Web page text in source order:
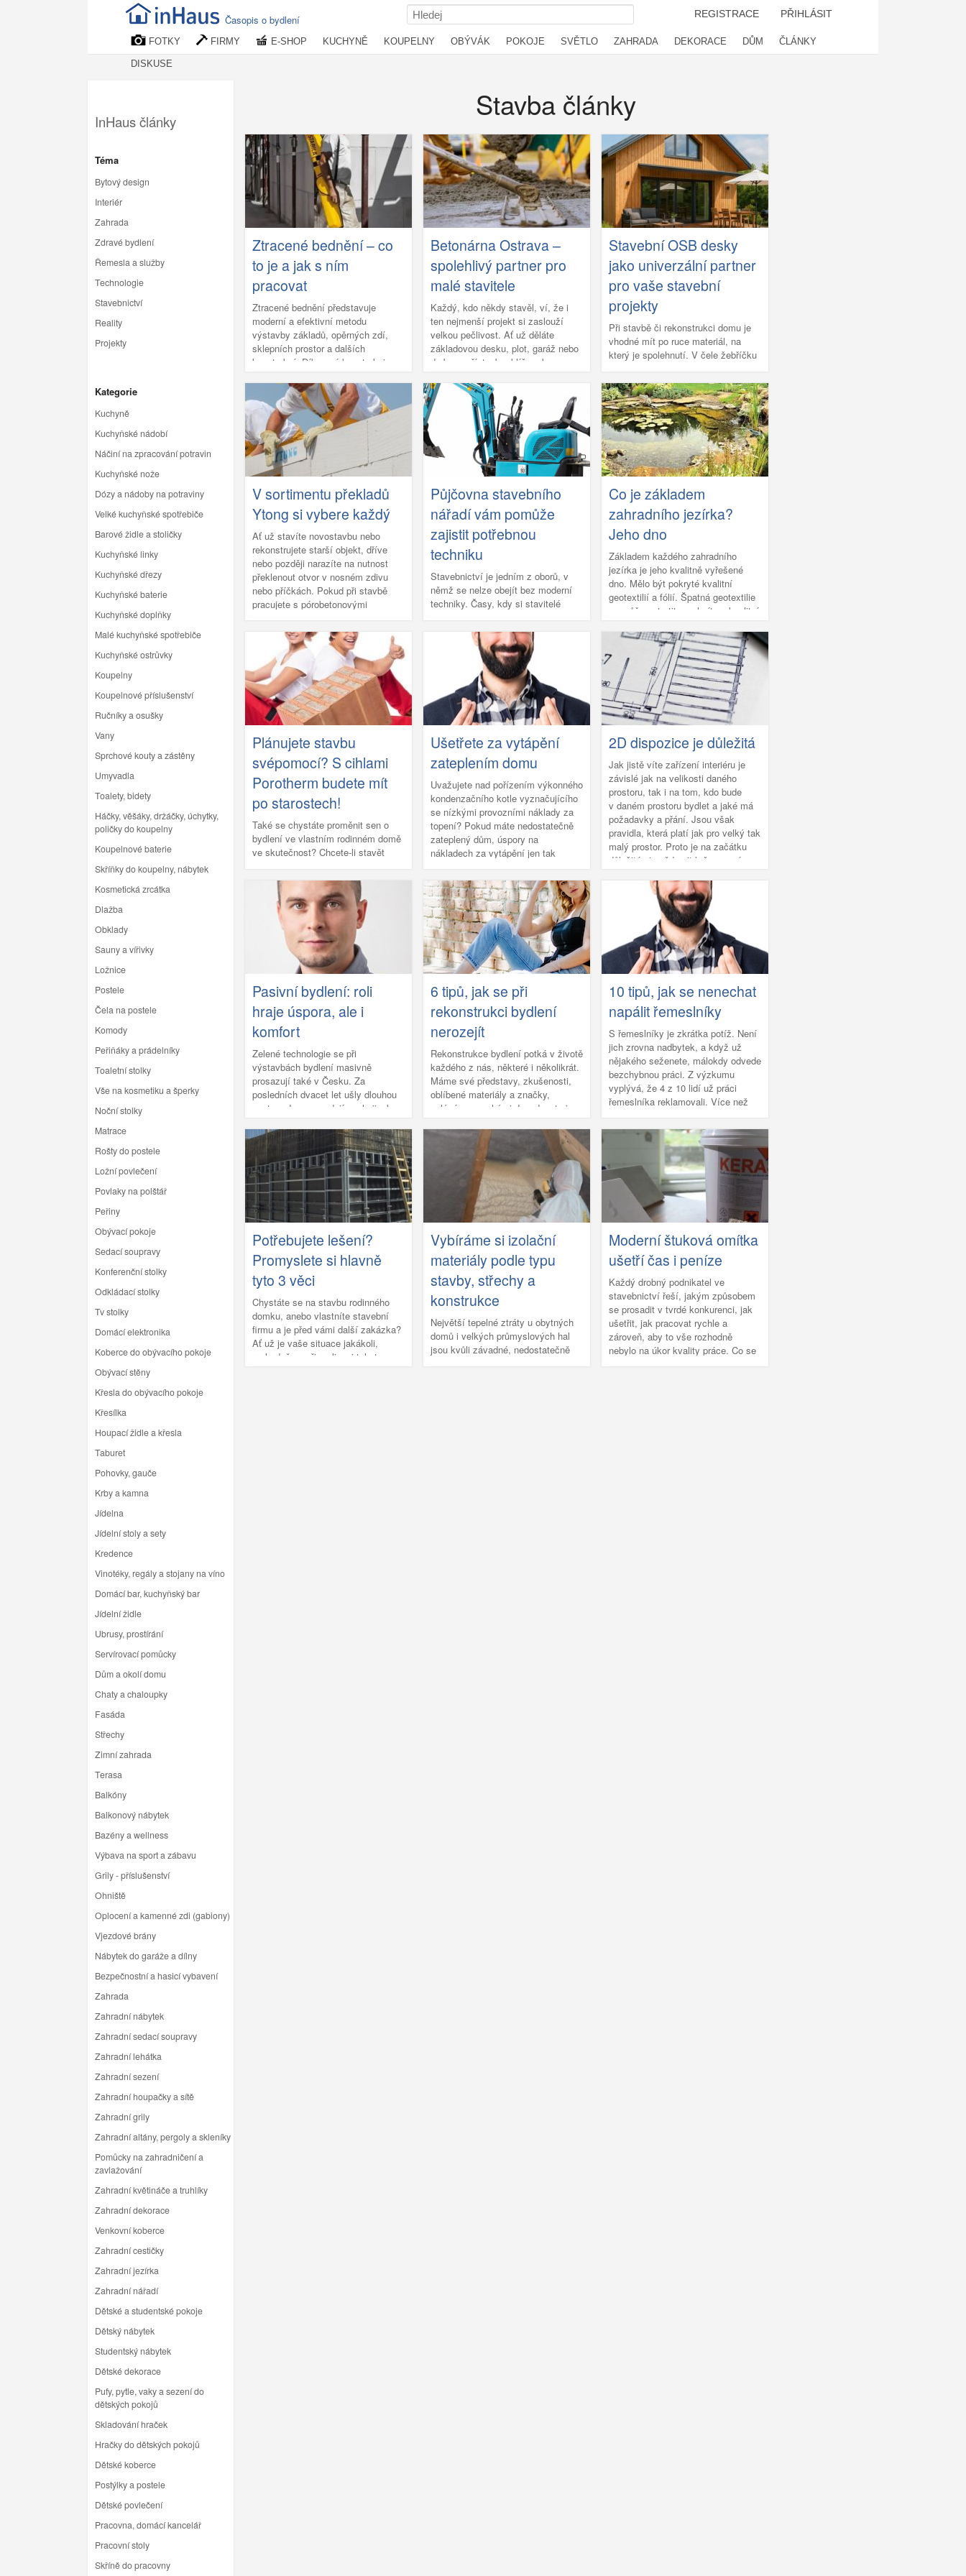
Časopis o bydlení REGISTRACE PŘIHLÁSIT
FOTKY FIRMY E-SHOP KUCHYNĚ KOUPELNY OBÝVÁK POKOJE SVĚTLO ZAHRADA DEKORACE DŮM ČLÁNKY
DISKUSE
InHaus články
Téma
Bytový design
Interiér
Zahrada
Zdravé bydlení
Řemesla a služby
Technologie
Stavebnictví
Reality
Projekty
Kategorie
Kuchyně
Kuchyňské nádobí
Náčiní na zpracování potravin
Kuchyňské nože
Dózy a nádoby na potraviny
Velké kuchyňské spotřebiče
Barové židle a stoličky
Kuchyňské linky
Kuchyňské dřezy
Kuchyňské baterie
Kuchyňské doplňky
Malé kuchyňské spotřebiče
Kuchyňské ostrůvky
Koupelny
Koupelnové příslušenství
Ručníky a osušky
Vany
Sprchové kouty a zástěny
Umyvadla
Toalety, bidety
Háčky, věšáky, držáčky, úchytky,
poličky do koupelny
Koupelnové baterie
Skříňky do koupelny, nábytek
Kosmetická zrcátka
Dlažba
Obklady
Sauny a vířivky
Ložnice
Postele
Čela na postele
Komody
Peřiňáky a prádelníky
Toaletní stolky
Vše na kosmetiku a šperky
Noční stolky
Matrace
Rošty do postele
Ložní povlečení
Povlaky na polštář
Peřiny
Obývací pokoje
Sedací soupravy
Konferenční stolky
Odkládací stolky
Tv stolky
Domácí elektronika
Koberce do obývacího pokoje
Obývací stěny
Křesla do obývacího pokoje
Křesílka
Houpací židle a křesla
Taburet
Pohovky, gauče
Krby a kamna
Jídelna
Jídelní stoly a sety
Kredence
Vinotéky, regály a stojany na víno
Domácí bar, kuchyňský bar
Jídelní židle
Ubrusy, prostírání
Servírovací pomůcky
Dům a okolí domu
Chaty a chaloupky
Fasáda
Střechy
Zimní zahrada
Terasa
Balkóny
Balkonový nábytek
Bazény a wellness
Výbava na sport a zábavu
Grily - příslušenství
Ohniště
Oplocení a kamenné zdi (gabiony)
Vjezdové brány
Nábytek do garáže a dílny
Bezpečnostní a hasicí vybavení
Zahrada
Zahradní nábytek
Zahradní sedací soupravy
Zahradní lehátka
Zahradní sezení
Zahradní houpačky a sítě
Zahradní grily
Zahradní altány, pergoly a skleníky
Pomůcky na zahradničení a
zavlažování
Zahradní květináče a truhlíky
Zahradní dekorace
Venkovní koberce
Zahradní cestičky
Zahradní jezírka
Zahradní nářadí
Dětské a studentské pokoje
Dětský nábytek
Studentský nábytek
Dětské dekorace
Pufy, pytle, vaky a sezení do
dětských pokojů
Skladování hraček
Hračky do dětských pokojů
Dětské koberce
Postýlky a postele
Dětské povlečení
Pracovna, domácí kancelář
Pracovní stoly
Skříně do pracovny
Stavba články
Ztracené bednění – co
to je a jak s ním
pracovat
Ztracené bednění představuje
moderní a efektivní metodu
výstavby základů, opěrných zdí,
sklepních prostor a dalších
konstrukcí. Díky své konstrukci a
urychluje stavební proces, přičemž
výsledná konstrukce je pevná,
trvanlivá a odolná vůči vnějším
vlivům. V tomto článku se dozvíte
nejen, co ztracené bednění je, ale i
jak správně vybrat materiál, připravit
beton, a jak postupovat při samotné
tipů.
Betonárna Ostrava –
spolehlivý partner pro
malé stavitele
Každý, kdo někdy stavěl, ví, že i
ten nejmenší projekt si zaslouží
velkou pečlivost. Ať už děláte
základovou desku, plot, garáž nebo
drobnou přístavbu, klíčem k
Stavební OSB desky
jako univerzální partner
pro vaše stavební
projekty
Při stavbě či rekonstrukci domu je
vhodné mít po ruce materiál, na
který je spolehnutí. V čele žebříčku
dobře pracuje a manipuluje. Je
vysoce funkční a praktické.
Materiály na bázi dřeva v podobě
OSB desek jsou nejen cenově
dostupné, ale také představují
spolehlivé řešení pro vaši stavbu.
V sortimentu překladů
Ytong si vybere každý
Ať už stavíte novostavbu nebo
rekonstrujete starší objekt, dříve
nebo později narazíte na nutnost
překlenout otvor v nosném zdivu
nebo příčkách. Pokud při stavbě
pracujete s pórobetonovými
nebo kvůli pevnosti a akustice zdíte
stěny s vápenopískových tvárnic
Silka, určitě se vám bude hodit
vybrat si ze sortimentu překladů
Ytong ten správný.
Půjčovna stavebního
nářadí vám pomůže
zajistit potřebnou
techniku
Stavebnictví je jedním z oborů, v
němž se nelze obejít bez moderní
techniky. Časy, kdy si stavitelé
silou, jsou nenávratně pryč.
Pracovníci s odborným vzděláním i
manuální dělníci jsou sice dodnes
nepostradatelní a neobejde se bez
nich žádná stavební firma; stavební
stroje, profesionální nářadí a
nástroje však výrazně urychlují a
usnadňují drtivou většinu činností.
Navíc výrazně šetří čas a mnohdy i
umožňují využití moderních postupů
a materiálů.
Co je základem
zahradního jezírka?
Jeho dno
Základem každého zahradního
jezírka je jeho kvalitně vyřešené
dno. Mělo být pokryté kvalitní
geotextilií a fólií. Špatná geotextilie
se může vytratit a vyhnít, nekvalitní
rozpadne a voda z jezírka pak bude
prosakovat do jeho podloží.
Plánujete stavbu
svépomocí? S cihlami
Porotherm budete mít
po starostech!
Také se chystáte proměnit sen o
bydlení ve vlastním rodinném domě
ve skutečnost? Chcete-li stavět
výběr materiálu. Trendem
posledních let je stavba obvodových
stěn z jednovrstvého zdiva bez
dalších vrstev zateplení.
Ušetřete za vytápění
zateplením domu
Uvažujete nad pořízením výkonného
kondenzačního kotle vyznačujícího
se nízkými provozními náklady za
topení? Pokud máte nedostatečně
zateplený dům, úspory na
nákladech za vytápění jen tak
by se dokonce dalo říci, že peníze
vyhodíte oknem.
2D dispozice je důležitá
Jak jistě víte zařízení interiéru je
závislé jak na velikosti daného
prostoru, tak i na tom, kdo bude
v daném prostoru bydlet a jaké má
požadavky a přání. Jsou však
pravidla, která platí jak pro velký tak
malý prostor. Proto je na začátku
důležité si uvědomit k čemu má
Pasivní bydlení: roli
hraje úspora, ale i
komfort
Zelené technologie se při
výstavbách bydlení masivně
prosazují také v Česku. Za
posledních dvacet let ušly dlouhou
cestu a dnes vypadají zcela jinak.
šetřící energii - snížení spotřeby se
často dosahovalo na úkor komfortu
a estetiky. Pasivní bydlení
současnosti představuje symbiózu
nízké spotřeby, pohodlí a estetiky
exteriéru a interiéru stavby. Tyto
technologie a postupy se
novostaveb, protože přeměny
starých objektů do tohoto konceptu
jsou většinou obtížně realizovatelné.
O aktuálních trendech jsme hovořili
s Ing. Janem Procházkou z All
Inclusive Development, technickým
dozorem investora.
6 tipů, jak se při
rekonstrukci bydlení
nerozejít
Rekonstrukce bydlení potká v životě
každého z nás, některé i několikrát.
Máme své představy, zkušenosti,
oblíbené materiály a značky,
oplýváme mnohými dovednostmi.
útulného domova. Ovšem bydlení
se netýká pouze nás, ale i našich
partnerů a ti mohou mít leckdy
opačný názor. Nezbývá nám pak nic
jiného, než najít společný
kompromis. A jak nejlépe porozumět
potřebám druhých?
10 tipů, jak se nenechat
napálit řemeslníky
S řemeslníky je zkrátka potíž. Není
jich zrovna nadbytek, a když už
nějakého seženete, málokdy odvede
bezchybnou práci. Z výzkumu
vyplývá, že 4 z 10 lidí už práci
řemeslníka reklamovali. Více než
takovou reklamaci řešit. Přečtěte si
10 tipů pro předcházení
nepříjemným situacím.
Potřebujete lešení?
Promyslete si hlavně
tyto 3 věci
Chystáte se na stavbu rodinného
domku, anebo vlastníte stavební
firmu a je před vámi další zakázka?
Ať už je vaše situace jakákoli,
rozhodně se při realizaci tohoto
Vybíráme si izolační
materiály podle typu
stavby, střechy a
konstrukce
Největší tepelné ztráty u obytných
domů i velkých průmyslových hal
jsou kvůli závadné, nedostatečně
Moderní štuková omítka
ušetří čas i peníze
Každý drobný podnikatel ve
stavebnictví řeší, jakým způsobem
se prosadit v tvrdé konkurenci, jak
ušetřit, jak pracovat rychle a
zároveň, aby to vše rozhodně
nebylo na úkor kvality práce. Co se